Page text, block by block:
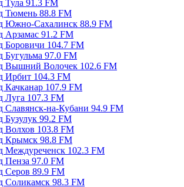
Тула 91.3 FM
Тюмень 88.8 FM
Южно-Сахалинск 88.9 FM
Арзамас 91.2 FM
Боровичи 104.7 FM
Бугульма 97.0 FM
Вышний Волочек 102.6 FM
Ирбит 104.3 FM
Качканар 107.9 FM
Луга 107.3 FM
Славянск-на-Кубани 94.9 FM
Бузулук 99.2 FM
Волхов 103.8 FM
Крымск 98.8 FM
Междуреченск 102.3 FM
Пенза 97.0 FM
Серов 89.9 FM
Соликамск 98.3 FM